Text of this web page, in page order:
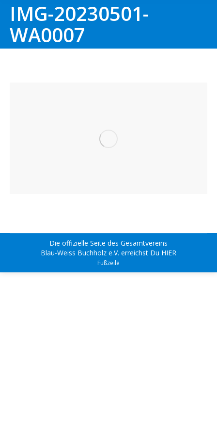
IMG-20230501-
WA0007
Die offizielle Seite des Gesamtvereins
Blau-Weiss Buchholz e.V. erreichst Du HIER
Fußzeile